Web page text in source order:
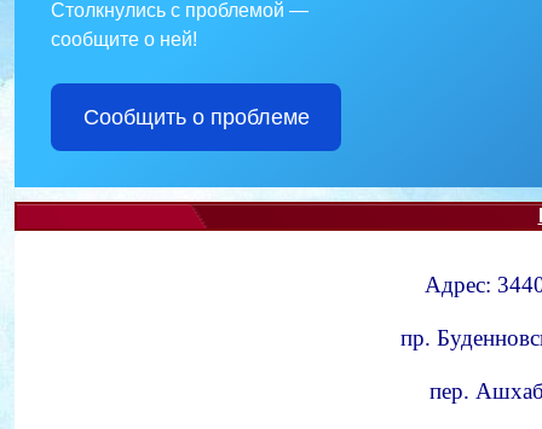
Столкнулись с проблемой —
сообщите о ней!
Сообщить о проблеме
Адрес:
пр.
пер.